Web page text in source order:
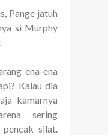
Pange jatuh
si Murphy
ena-ena
Kalau dia
kamarnya
sering
silat.